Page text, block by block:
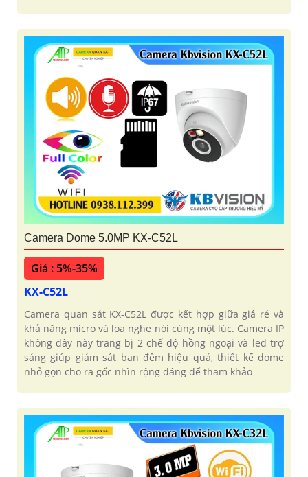
Camera Dome 5.0MP KX-C52L
Giá : 5%-35%
KX-C52L
Camera quan sát KX-C52L được kết hợp giữa giá rẻ và
khả năng micro và loa nghe nói cùng một lúc. Camera IP
không dây này trang bị 2 chế độ hồng ngoại và led trợ
sáng giúp giám sát ban đêm hiệu quả, thiết kế dome
nhỏ gọn cho ra gốc nhìn rộng đáng để tham khảo